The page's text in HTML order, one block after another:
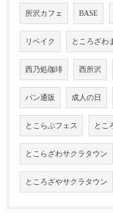
所沢カフェ BASE
リベイク ところざわ
西乃処珈琲 西所沢
パン通販 成人の日
とこらぶフェス とこ
とこらざわサクラタウン
ところざやサクラタウン